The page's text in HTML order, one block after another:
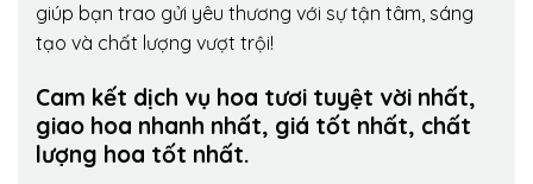
giúp bạn trao gửi yêu thương với sự tận tâm, sáng
tạo và chất lượng vượt trội!
Cam kết dịch vụ hoa tươi tuyệt vời nhất,
giao hoa nhanh nhất, giá tốt nhất, chất
lượng hoa tốt nhất.